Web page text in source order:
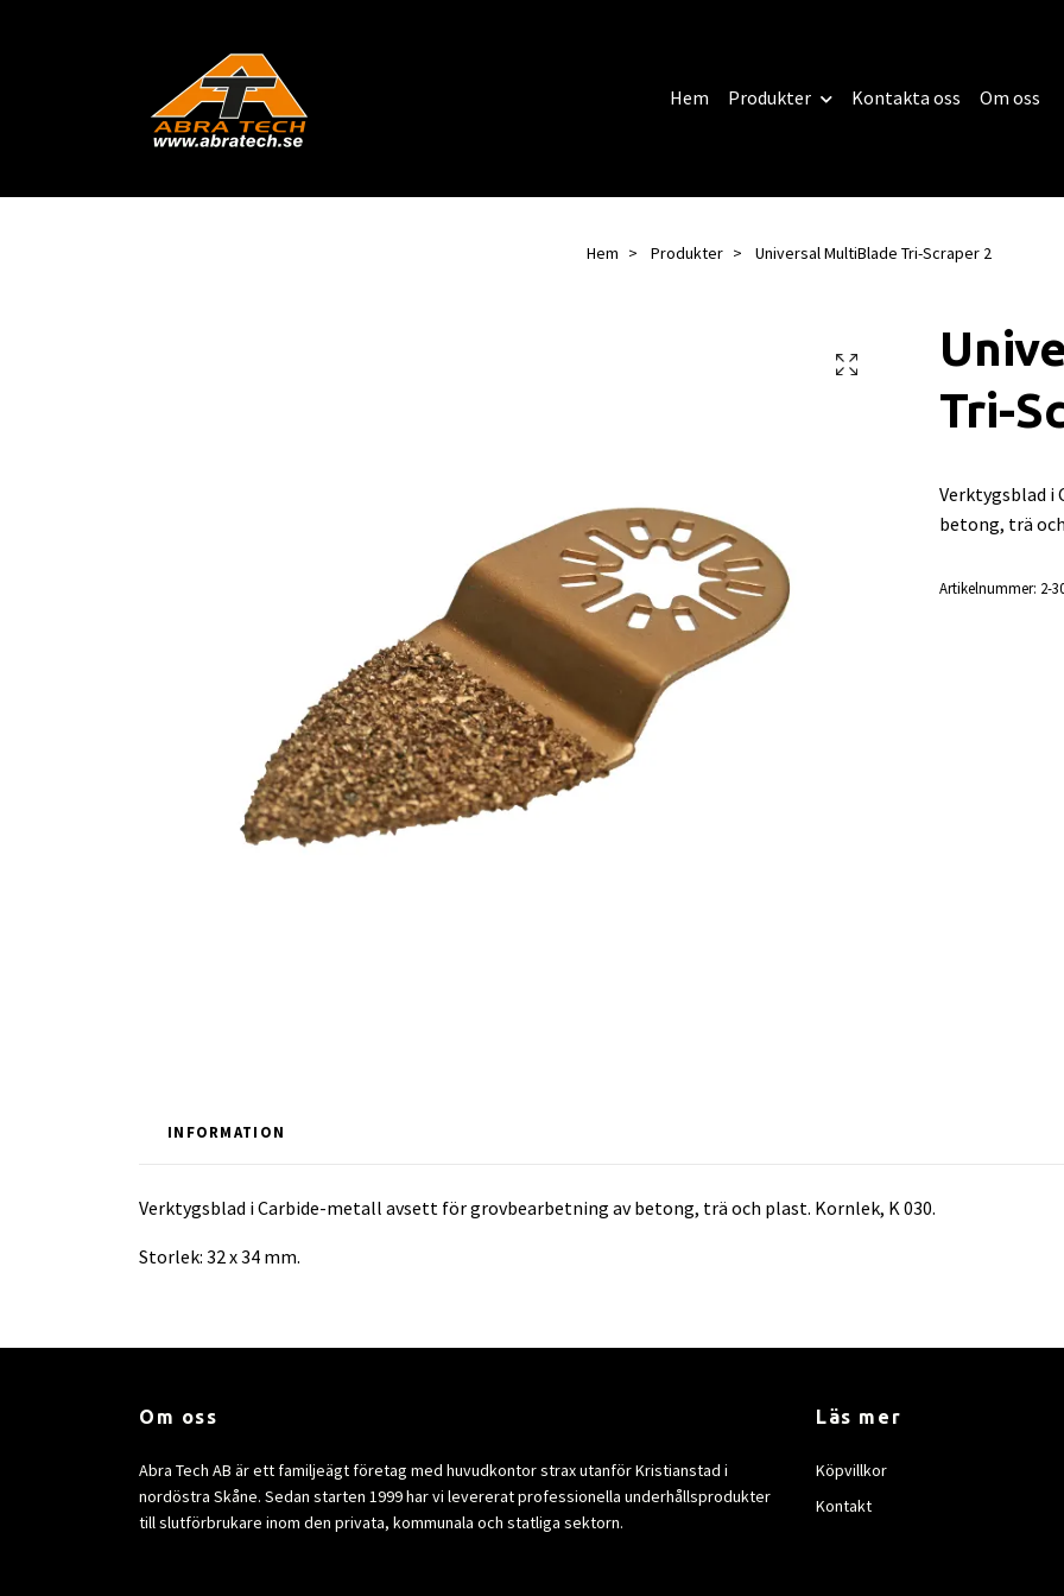
Hem Produkter Kontakta oss Om oss
Hem Produkter Universal MultiBlade Tri-Scraper 2
Tri-
Verktygsblad i
betong, trä
Artikelnummer: 2-
INFORMATION
Verktygsblad i Carbide-metall avsett för grovbearbetning av betong, trä och plast. Kornlek, K 030.
Storlek: 32 x 34 mm.
Om oss
Abra Tech AB är ett familjeägt företag med huvudkontor strax utanför Kristianstad i
nordöstra Skåne. Sedan starten 1999 har vi levererat professionella underhållsprodukter
till slutförbrukare inom den privata, kommunala och statliga sektorn.
Läs mer
Köpvillkor
Kontakt